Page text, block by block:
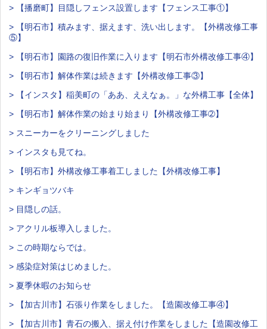
> 【播磨町】目隠しフェンス設置します【フェンス工事①】
> 【明石市】積みます、据えます、洗い出します。【外構改修工事
⑤】
> 【明石市】園路の復旧作業に入ります【明石市外構改修工事④】
> 【明石市】解体作業は続きます【外構改修工事③】
> 【インスタ】稲美町の「ああ、ええなぁ。」な外構工事【全体】
> 【明石市】解体作業の始まり始まり【外構改修工事➁】
> スニーカーをクリーニングしました
> インスタも見てね。
> 【明石市】外構改修工事着工しました【外構改修工事】
> キンギョツバキ
> 目隠しの話。
> アクリル板導入しました。
> この時期ならでは。
> 感染症対策はじめました。
> 夏季休暇のお知らせ
> 【加古川市】石張り作業をしました。【造園改修工事④】
> 【加古川市】青石の搬入、据え付け作業をしました【造園改修工